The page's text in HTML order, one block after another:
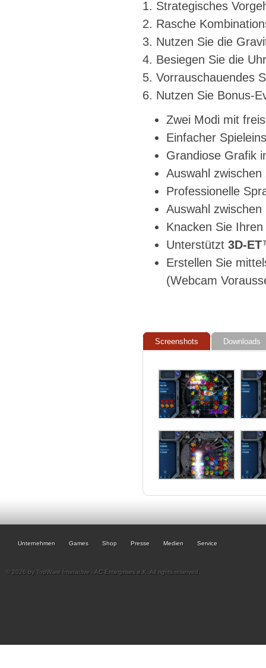
1. Strategisches
2. Rasche
3. Nutzen Sie die
4. Besiegen Sie die
5. Vorrauschauendes
6. Nutzen Sie Bonus-
Zwei Modi mit
Einfacher
Grandiose Grafik
Auswahl
Professionelle
Auswahl
Knacken Sie
Unterstützt 3D-ET
Erstellen Sie
(Webcam
Screenshots Downloads
Unternehmen Games Shop Presse Medien Service
© 2026 by TopWare Interactve - AC Enterprises e.K. All rights reserved.